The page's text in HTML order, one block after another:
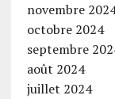
novembre
octobre 2024
septembre
août 2024
juillet 2024